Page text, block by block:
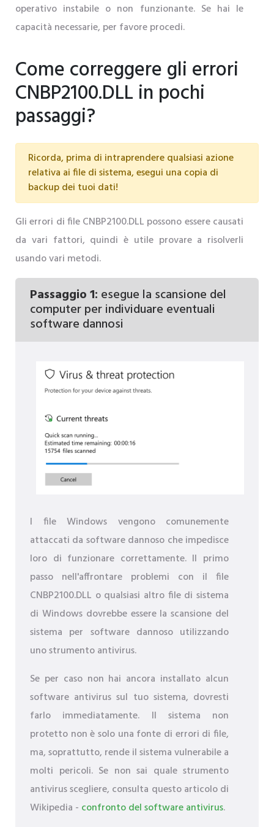
operativo instabile o non funzionante. Se hai le
capacità necessarie, per favore procedi.
Come correggere gli errori
CNBP2100.DLL in pochi
passaggi?
Ricorda, prima di intraprendere qualsiasi azione
relativa ai file di sistema, esegui una copia di
backup dei tuoi dati!
Gli errori di file CNBP2100.DLL possono essere causati
da vari fattori, quindi è utile provare a risolverli
usando vari metodi.
Passaggio 1: esegue la scansione del
computer per individuare eventuali
software dannosi
I file Windows vengono comunemente
attaccati da software dannoso che impedisce
loro di funzionare correttamente. Il primo
passo nell'affrontare problemi con il file
CNBP2100.DLL o qualsiasi altro file di sistema
di Windows dovrebbe essere la scansione del
sistema per software dannoso utilizzando
uno strumento antivirus.
Se per caso non hai ancora installato alcun
software antivirus sul tuo sistema, dovresti
farlo immediatamente. Il sistema non
protetto non è solo una fonte di errori di file,
ma, soprattutto, rende il sistema vulnerabile a
molti pericoli. Se non sai quale strumento
antivirus scegliere, consulta questo articolo di
Wikipedia - confronto del software antivirus.